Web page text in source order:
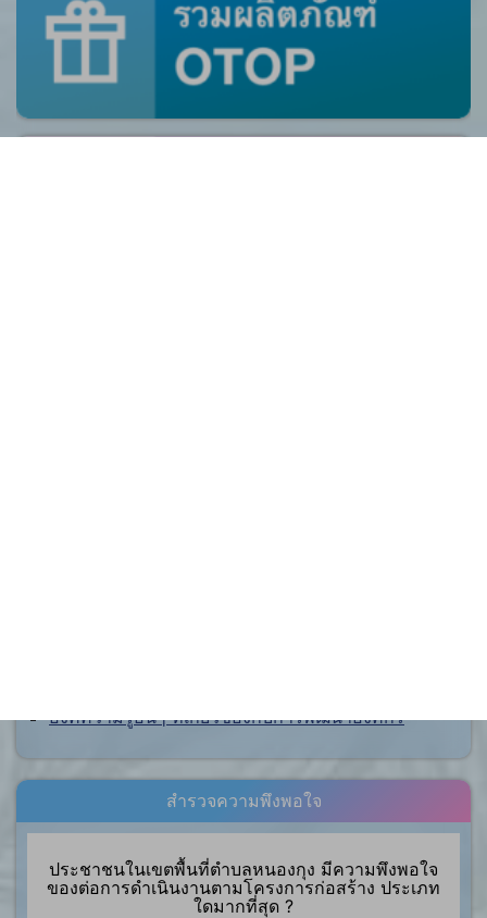
องค์ความรู้อื่นๆ ที่เกี่ยวข้องกับการพัฒนาองค์กร
สำรวจความพึงพอใจ
ประชาชนในเขตพื้นที่ตำบลหนองกุง มีความพึงพอใจ
ของต่อการดำเนินงานตามโครงการก่อสร้าง ประเภท
ใดมากที่สุด ?